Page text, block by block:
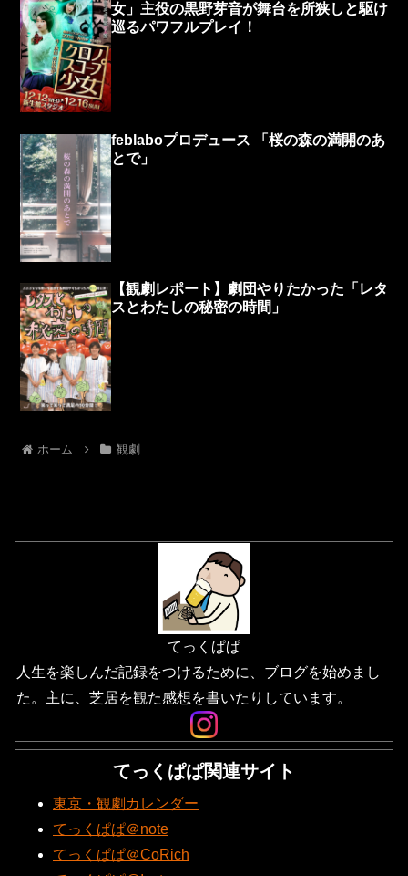
女」主役の黒野芽音が舞台を所狭しと駆け
巡るパワフルプレイ！
feblaboプロデュース 「桜の森の満開のあ
とで」
【観劇レポート】劇団やりたかった「レタ
スとわたしの秘密の時間」
ホーム 観劇
てっくぱぱ
人生を楽しんだ記録をつけるために、ブログを始めまし
た。主に、芝居を観た感想を書いたりしています。
てっくぱぱ関連サイト
東京・観劇カレンダー
てっくぱぱ＠note
てっくぱぱ＠CoRich